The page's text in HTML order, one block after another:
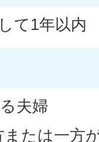
て1年以内
夫婦
または一方